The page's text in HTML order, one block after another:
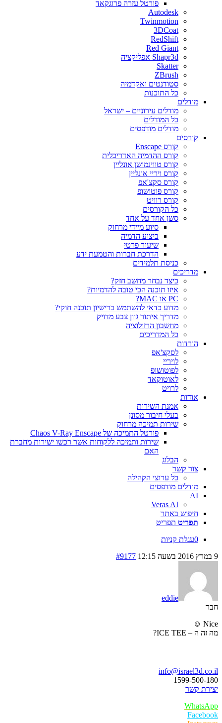
פורטל עזרה פרוגקאד
Autodesk
Twinmotion
3DCoat
RedShift
Red Giant
Shapr3d אפליקציה
Skatter
ZBrush
סטודנטים ואקדמיה
כל התוכנות
מודלים
מודלים עירוניים – ישראל
כל המודלים
מודלים מודפסים
קורסים
קורס Enscape
קורס ההדמיה האדריכלית
קורס טווינמושן אונליין
קורס ויריי אונליין
קורס סקצ'אפ
קורס פוטושופ
קורס רוויט
כל הקורסים
סשן אחד על אחד
סיוע מיידי מרחוק
ביצוע הדמיה
שיעור פרטי
הדרכת חברות והטמעת ידע
כניסת תלמידים
מדריכים
כיצד נבחר מחשב חזק?
איזו תוכנה הכי טובה להדמיות?‎‎
PC או MAC?
מדוע כדאי להשתמש ברישיון תוכנה חוקי?
מדריך איתור גוון צבע מדויק
מחשבון הרזולוציה
כל המדריכים
הורדות
לסקצ'אפ
לויריי
לפוטושופ
לאוטוקאד
לרויט
אודות
אמנת השירות
בעלי חיבור מסונן
שירות תמיכה מרחוק
פורטל התמיכה של Chaos V-Ray Enscape
שירות ותמיכה ללקוחות אשר רכשו ישירות מחברת
האם
הבלוג
צור קשר
כל ערוצי הקהילה
מודלים מודפסים
AI
Veras AI
חיפוש באתר
תפריט תפריט
0עגלת קניות
9 במרץ 2016 בשעה 12:15
#9177
eddie
חבר
Nice ☺
מה זה ה – ICE TEE?
info@israel3d.co.il
1599-500-180
יצירת קשר
WhatsApp
Facebook